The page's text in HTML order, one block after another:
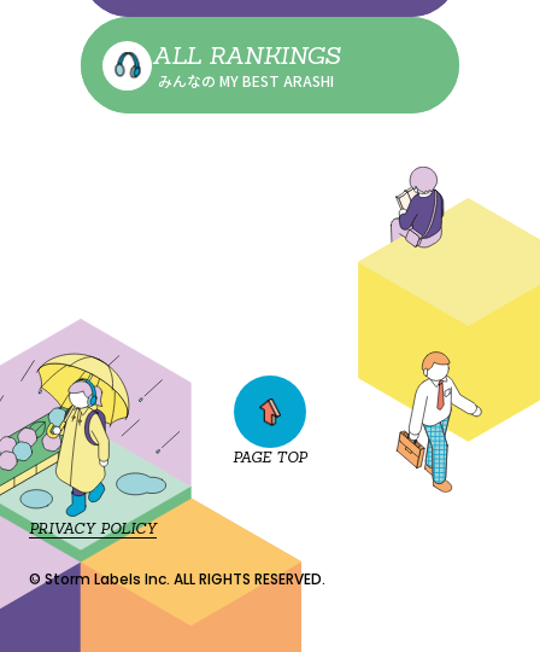
CLOSE
ALL RANKINGS
みんなの MY BEST ARASHI
PRIVACY POLICY
© Storm Labels Inc. ALL RIGHTS RESERVED.
PAGE TOP